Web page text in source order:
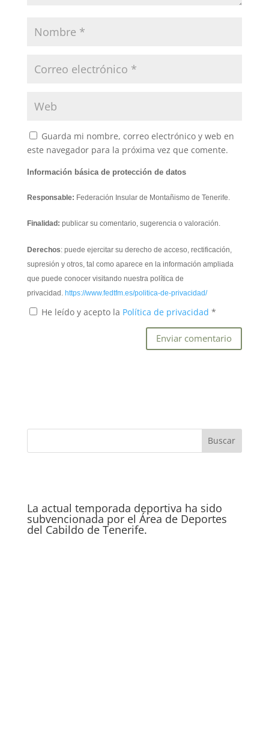
Guarda mi nombre, correo electrónico y web en
este navegador para la próxima vez que comente.
Información básica de protección de datos
Responsable: Federación Insular de Montañismo de Tenerife.
Finalidad: publicar su comentario, sugerencia o valoración.
Derechos: puede ejercitar su derecho de acceso, rectificación,
supresión y otros, tal como aparece en la información ampliada
que puede conocer visitando nuestra política de
privacidad. https://www.fedtfm.es/politica-de-privacidad/
He leído y acepto la Política de privacidad *
La actual temporada deportiva ha sido
subvencionada por el Área de Deportes
del Cabildo de Tenerife.